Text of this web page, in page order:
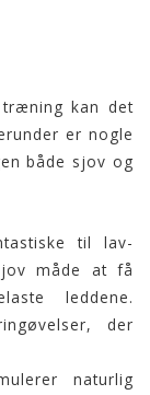
kan det
er nogle
både sjov og
til lav-
måde at få
leddene.
der
naturlig